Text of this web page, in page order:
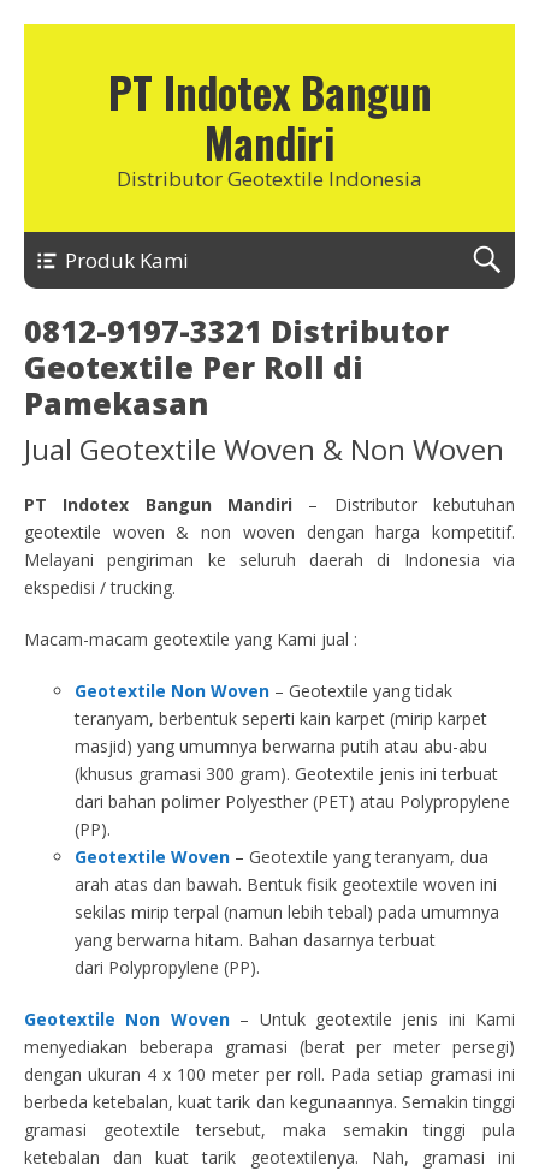
PT Indotex Bangun
Mandiri
Distributor Geotextile Indonesia
Produk Kami
0812-9197-3321 Distributor
Geotextile Per Roll di
Pamekasan
Jual Geotextile Woven & Non Woven
PT Indotex Bangun Mandiri – Distributor kebutuhan
geotextile woven & non woven dengan harga kompetitif.
Melayani pengiriman ke seluruh daerah di Indonesia via
ekspedisi / trucking.
Macam-macam geotextile yang Kami jual :
Geotextile Non Woven – Geotextile yang tidak
teranyam, berbentuk seperti kain karpet (mirip karpet
masjid) yang umumnya berwarna putih atau abu-abu
(khusus gramasi 300 gram). Geotextile jenis ini terbuat
dari bahan polimer Polyesther (PET) atau Polypropylene
(PP).
Geotextile Woven – Geotextile yang teranyam, dua
arah atas dan bawah. Bentuk fisik geotextile woven ini
sekilas mirip terpal (namun lebih tebal) pada umumnya
yang berwarna hitam. Bahan dasarnya terbuat
dari Polypropylene (PP).
Geotextile Non Woven– Untuk geotextile jenis ini Kami
menyediakan beberapa gramasi (berat per meter persegi)
dengan ukuran 4 x 100 meter per roll. Pada setiap gramasi ini
berbeda ketebalan, kuat tarik dan kegunaannya. Semakin tinggi
gramasi geotextile tersebut, maka semakin tinggi pula
ketebalan dan kuat tarik geotextilenya. Nah, gramasi ini